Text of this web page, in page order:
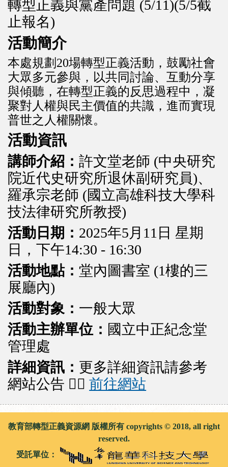
轉型正義與黨產問題 (5/11)(5/5截
止報名)
活動簡介
本處規劃20場轉型正義活動，鼓勵社會
大眾多元參與，以共同討論、互動分享
與傾聽，在轉型正義的反思過程中，凝
聚對人權與民主價值的共識，進而實現
普世之人權關懷。
活動資訊
講師介紹：許文堂老師 (中央研究
院近代史研究所退休副研究員)、
羅承宗老師 (國立高雄科技大學科
技法律研究所教授)
活動日期： 2025年5月11日 星期
日，下午14:30 - 16:30
活動地點： 堂內圖書室 (1樓的三
展廳內)
活動對象： 一般大眾
活動主辦單位： 國立中正紀念堂
管理處
詳細資訊： 更多詳細資訊請參考
網站公告 👉🏻前往網站
教育部轉型正義資源網 版權所有 copyrights © 2018, all right
reserved.
受託單位：